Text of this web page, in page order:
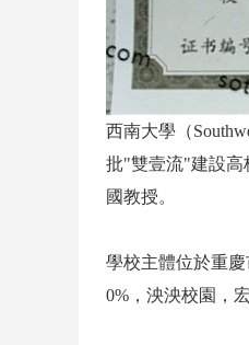
西南大學（
批"雙壹流"建設高
國教授。
學校主體位於重
0%，泱泱校園，